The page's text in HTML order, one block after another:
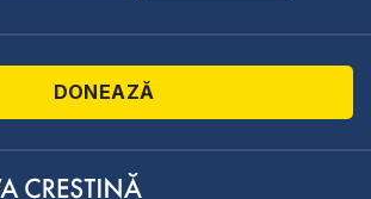
DONEAZĂ